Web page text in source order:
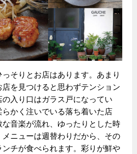
換のおすすめ
制度について
意点
いて
そりとお店はあります。あまり
を見つけると思わずテンション
入り口はガラス戸になってい
かく注いでいる落ち着いた店
音楽が流れ、ゆったりとした時
メニューは週替わりだから、その
チが食べられます。彩りが鮮や